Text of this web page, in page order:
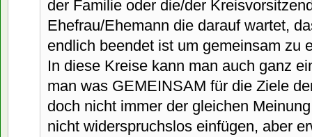
der Familie oder die/der
Ehefrau/Ehemann die darauf wartet,
endlich beendet ist um gemeinsam zu
In diese Kreise kann man auch ganz
man was GEMEINSAM für die Ziele
doch nicht immer der gleichen
nicht widerspruchslos einfügen, aber